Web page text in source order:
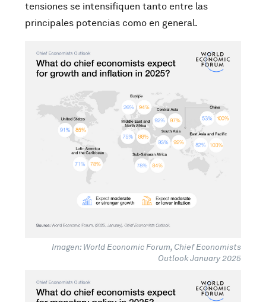
tensiones se intensifiquen tanto entre las
principales potencias como en general.
Imagen: World Economic Forum, Chief Economists
Outlook January 2025